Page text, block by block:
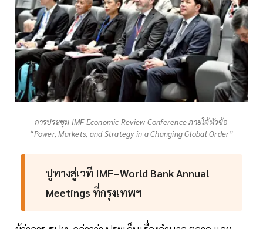
การประชุม IMF Economic Review Conference ภายใต้หัวข้อ
“Power, Markets, and Strategy in a Changing Global Order”
ปูทางสู่เวที IMF–World Bank Annual
Meetings ที่กรุงเทพฯ